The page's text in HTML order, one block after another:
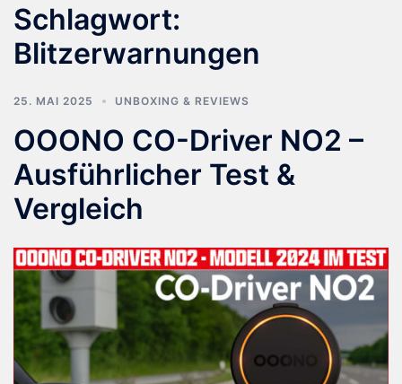
Schlagwort:
Blitzerwarnungen
25. MAI 2025 UNBOXING & REVIEWS
OOONO CO-Driver NO2 –
Ausführlicher Test &
Vergleich